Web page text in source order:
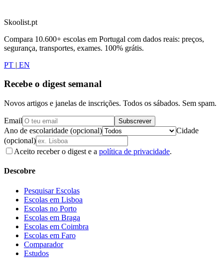
Skoolist.pt
Compara 10.600+ escolas em Portugal com dados reais: preços,
segurança, transportes, exames. 100% grátis.
PT | EN
Recebe o digest semanal
Novos artigos e janelas de inscrições. Todos os sábados. Sem spam.
Email Subscrever
Ano de escolaridade (opcional)
Cidade
(opcional)
Aceito receber o digest e a política de privacidade.
Descobre
Pesquisar Escolas
Escolas em Lisboa
Escolas no Porto
Escolas em Braga
Escolas em Coimbra
Escolas em Faro
Comparador
Estudos